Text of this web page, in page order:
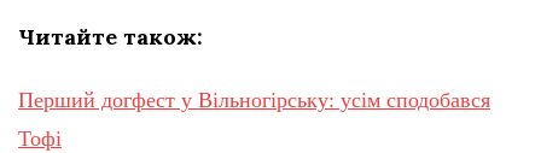
Читайте також:
Перший догфест у Вільногірську: усім сподобався
Тофі